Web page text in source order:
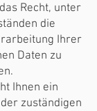
Recht, unter
die
Ihrer
Daten zu
Ihnen ein
zuständigen